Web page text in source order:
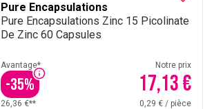
Pure Encapsulations
Pure Encapsulations Zinc 15 Picolinate
De Zinc 60 Capsules
Avantage*
-35%
Notre prix
17,13 €
26,36 €** 0,29 € / pièce